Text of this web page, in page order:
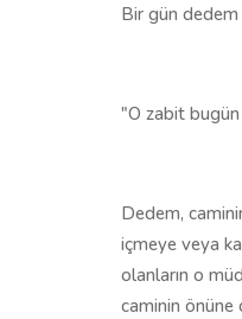
Bir gün
"O zabit
Dedem,
içmeye veya
olanların o
caminin önüne